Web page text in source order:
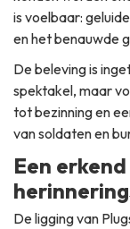
is voelbaar:
en het benauwde
De beleving is
spektakel, maar
tot bezinning en
van soldaten en
Een
De ligging van